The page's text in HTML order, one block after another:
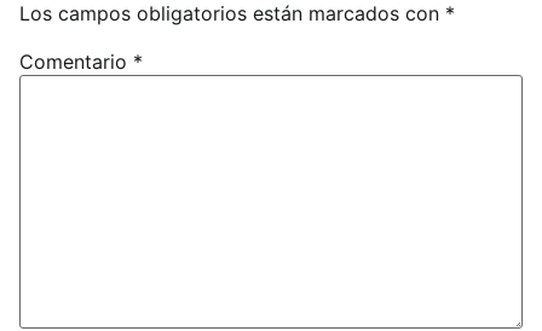
Los campos obligatorios están marcados con *
Comentario *